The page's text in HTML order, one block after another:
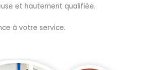
et hautement qualifiée.
à votre service.